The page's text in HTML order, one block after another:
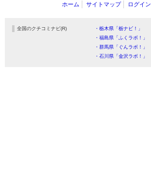
ホーム サイトマップ ログイン
全国のクチコミナビ(R) ・栃木県「栃ナビ！」
・福島県「ふくラボ！」
・群馬県「ぐんラボ！」
・石川県「金沢ラボ！」